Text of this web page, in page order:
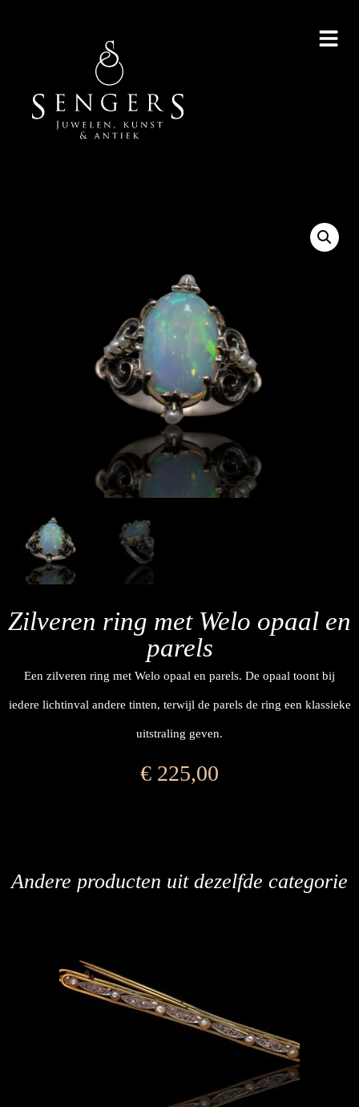
Zilveren ring met Welo opaal en
parels
Een zilveren ring met Welo opaal en parels. De opaal toont bij
iedere lichtinval andere tinten, terwijl de parels de ring een klassieke
uitstraling geven.
€ 225,00
Andere producten uit dezelfde categorie